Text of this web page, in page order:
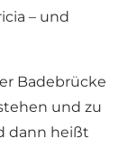
– und
Badebrücke
und zu
dann heißt